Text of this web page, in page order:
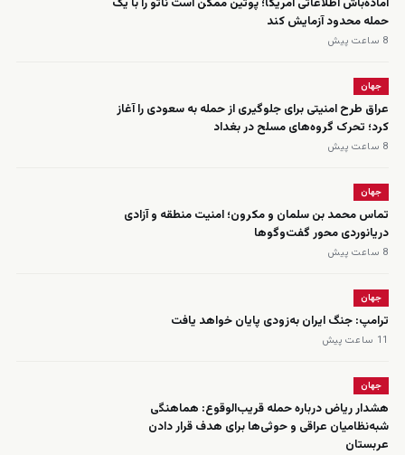
آماده‌باش اطلاعاتی آمریکا؛ پوتین ممکن است ناتو را با یک
حمله محدود آزمایش کند
8 ساعت پیش
جهان
عراق طرح امنیتی برای جلوگیری از حمله به سعودی را آغاز
کرد؛ تحرک گروه‌های مسلح در بغداد
8 ساعت پیش
جهان
تماس محمد بن سلمان و مکرون؛ امنیت منطقه و آزادی
دریانوردی محور گفت‌وگوها
8 ساعت پیش
جهان
ترامپ: جنگ ایران به‌زودی پایان خواهد یافت
11 ساعت پیش
جهان
هشدار ریاض درباره حمله قریب‌الوقوع: هماهنگی
شبه‌نظامیان عراقی و حوثی‌ها برای هدف قرار دادن
عربستان